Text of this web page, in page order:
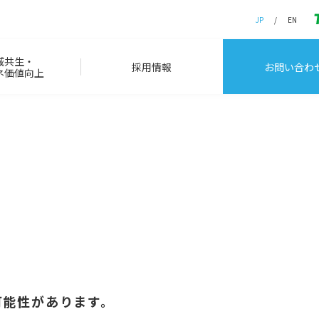
JP EN
共生・
価値向上
採用情報 お問い合わ
性があります。